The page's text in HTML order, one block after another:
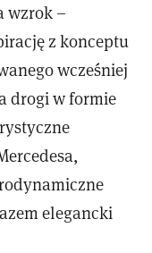
wzrok –
z konceptu
wcześniej
drogi w formie
elegancki